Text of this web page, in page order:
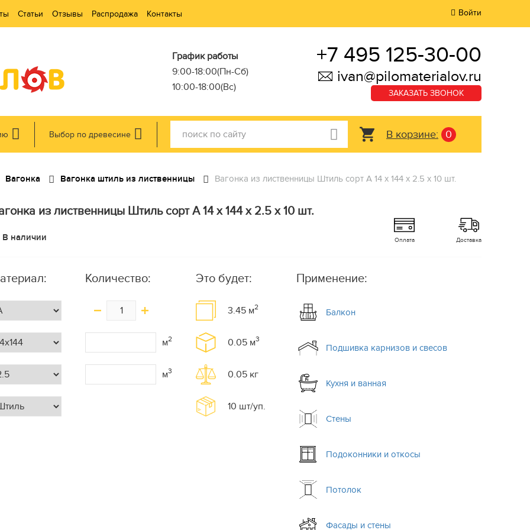
Статьи Отзывы Распродажа Контакты Войти
График работы
9:00-18:00(Пн-Сб)
10:00-18:00(Вс)
+7 495 125-30-00
ivan@pilomaterialov.ru
ЗАКАЗАТЬ ЗВОНОК
Выбор по древесине В корзине: 0
Вагонка Вагонка штиль из лиственницы Вагонка из лиственницы Штиль сорт А 14 x 144 x 2.5 x 10 шт.
из лиственницы Штиль сорт А 14 x 144 x 2.5 x 10 шт.
В наличии Оплата Доставка
Количество:
м2
м3
Это будет:
3.45 м2
0.05 м3
0.05 кг
10 шт/уп.
Применение:
Балкон
Подшивка карнизов и свесов
Кухня и ванная
Стены
Подоконники и откосы
Потолок
Фасады и стены